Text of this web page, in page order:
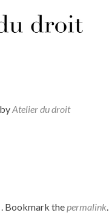
byAtelier du droit
Bookmark thepermalink.